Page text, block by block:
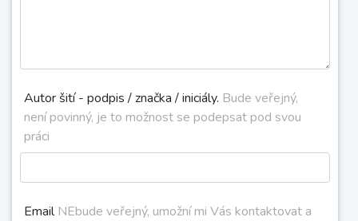
Autor šití - podpis / značka / iniciály. Bude veřejný,
není povinný, je to možnost se podepsat pod svou
práci
Email NEbude veřejný, umožní mi Vás kontaktovat a